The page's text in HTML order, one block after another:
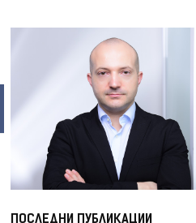
ПОСЛЕДНИ ПУБЛИКАЦИИ